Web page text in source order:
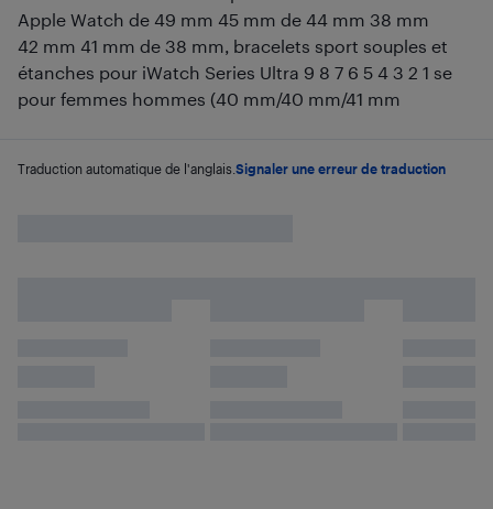
Apple Watch de 49 mm 45 mm de 44 mm 38 mm
42 mm 41 mm de 38 mm, bracelets sport souples et
étanches pour iWatch Series Ultra 9 8 7 6 5 4 3 2 1 se
pour femmes hommes (40 mm/40 mm/41 mm
Traduction automatique de l'anglais. Signaler une erreur de traduction